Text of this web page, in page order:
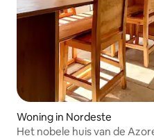
Woning in Nordeste
Het nobele huis van de